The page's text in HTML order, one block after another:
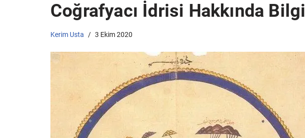
Coğrafyacı İdrisi Hakkında Bilgi
Kerim Usta 3 Ekim 2020